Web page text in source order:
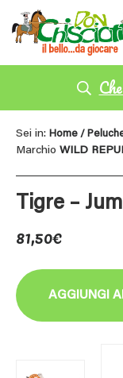
Sei in: Home /
Marchio WILD
Tigre –
81,50€
AGGIUNGI